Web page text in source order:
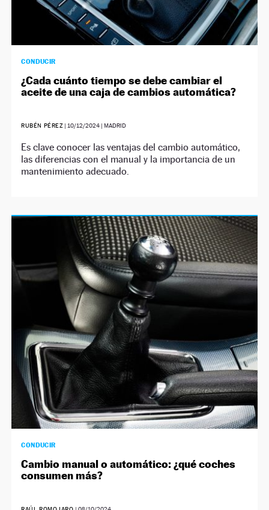
CONDUCIR
¿Cada cuánto tiempo se debe cambiar el
aceite de una caja de cambios automática?
RUBÉN PÉREZ |10/12/2024 | MADRID
Es clave conocer las ventajas del cambio automático,
las diferencias con el manual y la importancia de un
mantenimiento adecuado.
CONDUCIR
Cambio manual o automático: ¿qué coches
consumen más?